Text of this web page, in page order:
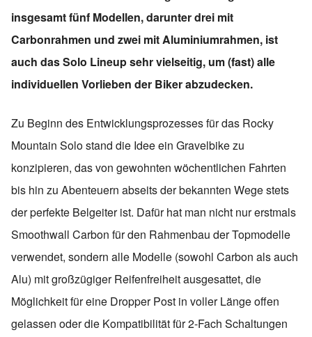
insgesamt fünf Modellen, darunter drei mit
Carbonrahmen und zwei mit Aluminiumrahmen, ist
auch das Solo Lineup sehr vielseitig, um (fast) alle
individuellen Vorlieben der Biker abzudecken.
Zu Beginn des Entwicklungsprozesses für das Rocky
Mountain Solo stand die Idee ein Gravelbike zu
konzipieren, das von gewohnten wöchentlichen Fahrten
bis hin zu Abenteuern abseits der bekannten Wege stets
der perfekte Belgeiter ist. Dafür hat man nicht nur erstmals
Smoothwall Carbon für den Rahmenbau der Topmodelle
verwendet, sondern alle Modelle (sowohl Carbon als auch
Alu) mit großzügiger Reifenfreiheit ausgesattet, die
Möglichkeit für eine Dropper Post in voller Länge offen
gelassen oder die Kompatibilität für 2-Fach Schaltungen